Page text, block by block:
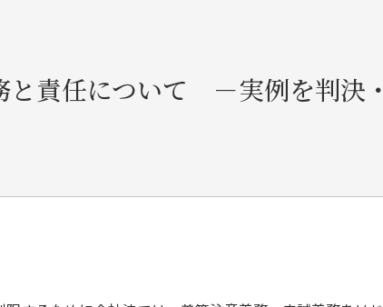
と責任について －実例を判決